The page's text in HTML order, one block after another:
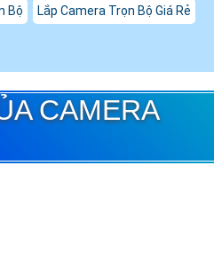
Bộ Lắp Camera Trọn Bộ Giá Rẻ
CAMERA